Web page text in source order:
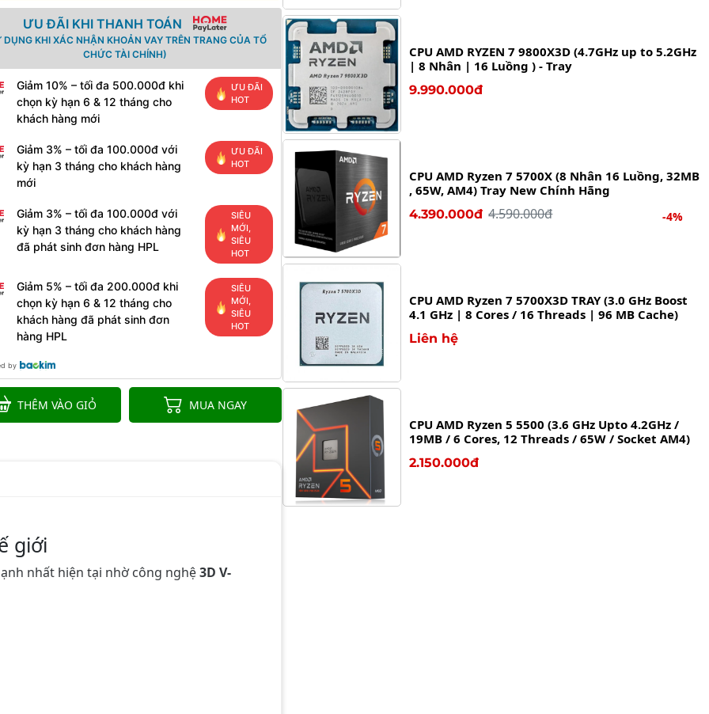
ƯU ĐÃI KHI THANH TOÁN
DỤNG KHI XÁC NHẬN KHOẢN VAY TRÊN TRANG CỦA TỔ
CHỨC TÀI CHÍNH)
Giảm 10% – tối đa 500.000đ khi
chọn kỳ hạn 6 & 12 tháng cho
khách hàng mới
ƯU ĐÃI
HOT
Giảm 3% – tối đa 100.000đ với
kỳ hạn 3 tháng cho khách hàng
mới
ƯU ĐÃI
HOT
Giảm 3% – tối đa 100.000đ với
kỳ hạn 3 tháng cho khách hàng
đã phát sinh đơn hàng HPL
SIÊU
MỚI,
SIÊU
HOT
Giảm 5% – tối đa 200.000đ khi
chọn kỳ hạn 6 & 12 tháng cho
khách hàng đã phát sinh đơn
hàng HPL
SIÊU
MỚI,
SIÊU
HOT
by
THÊM VÀO GIỎ MUA NGAY
giới
nhất hiện tại nhờ công nghệ3D V-
CPU AMD RYZEN 7 9800X3D (4.7GHz up to 5.2GHz
| 8 Nhân | 16 Luồng ) - Tray
9.990.000đ
CPU AMD Ryzen 7 5700X (8 Nhân 16 Luồng, 32MB
, 65W, AM4) Tray New Chính Hãng
4.390.000đ 4.590.000đ -4%
CPU AMD Ryzen 7 5700X3D TRAY (3.0 GHz Boost
4.1 GHz | 8 Cores / 16 Threads | 96 MB Cache)
Liên hệ
CPU AMD Ryzen 5 5500 (3.6 GHz Upto 4.2GHz /
19MB / 6 Cores, 12 Threads / 65W / Socket AM4)
2.150.000đ